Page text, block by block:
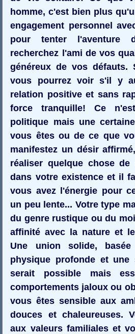
homme, c'est bien plus
engagement personnel
pour tenter l'aventure
recherchez l'ami de vos
généreux de vos défauts.
vous pourrez voir s'il y
relation positive et sans
force tranquille! Ce
politique mais une
vous êtes ou de ce que
manifestez un désir
réaliser quelque chose
dans votre existence et il
vous avez l'énergie pour
un peu lente... Votre type
du genre rustique ou du
affinité avec la nature et
Une union solide,
physique profonde et une
serait possible mais
comportements jaloux ou
vous êtes sensible aux
douces et chaleureuses.
aux valeurs familiales et